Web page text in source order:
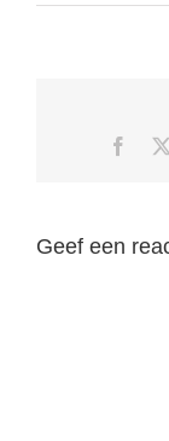
Geef een